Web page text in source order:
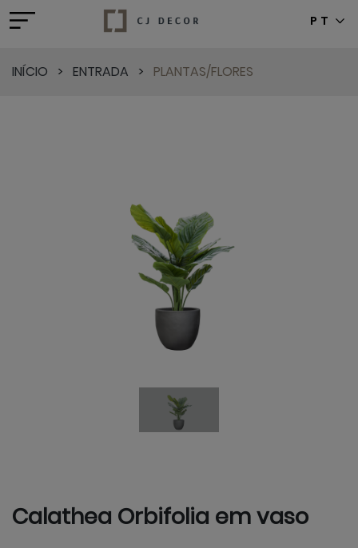
PT
INÍCIO > ENTRADA > PLANTAS/FLORES
Calathea Orbifolia em vaso